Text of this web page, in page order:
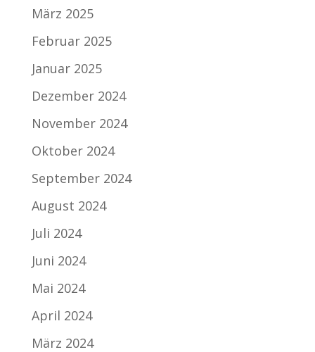
März 2025
Februar 2025
Januar 2025
Dezember 2024
November 2024
Oktober 2024
September 2024
August 2024
Juli 2024
Juni 2024
Mai 2024
April 2024
März 2024